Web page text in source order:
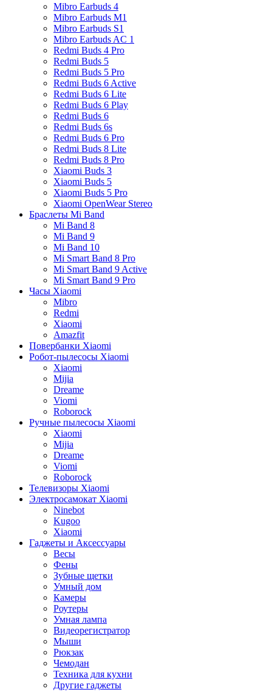
Mibro Earbuds 4
Mibro Earbuds M1
Mibro Earbuds S1
Mibro Earbuds AC 1
Redmi Buds 4 Pro
Redmi Buds 5
Redmi Buds 5 Pro
Redmi Buds 6 Active
Redmi Buds 6 Lite
Redmi Buds 6 Play
Redmi Buds 6
Redmi Buds 6s
Redmi Buds 6 Pro
Redmi Buds 8 Lite
Redmi Buds 8 Pro
Xiaomi Buds 3
Xiaomi Buds 5
Xiaomi Buds 5 Pro
Xiaomi OpenWear Stereo
Браслеты Mi Band
Mi Band 8
Mi Band 9
Mi Band 10
Mi Smart Band 8 Pro
Mi Smart Band 9 Active
Mi Smart Band 9 Pro
Часы Xiaomi
Mibro
Redmi
Xiaomi
Amazfit
Повербанки Xiaomi
Робот-пылесосы Xiaomi
Xiaomi
Mijia
Dreame
Viomi
Roborock
Ручные пылесосы Xiaomi
Xiaomi
Mijia
Dreame
Viomi
Roborock
Телевизоры Xiaomi
Электросамокат Xiaomi
Ninebot
Kugoo
Xiaomi
Гаджеты и Аксессуары
Весы
Фены
Зубные щетки
Умный дом
Камеры
Роутеры
Умная лампа
Видеорегистратор
Мыши
Рюкзак
Чемодан
Техника для кухни
Другие гаджеты